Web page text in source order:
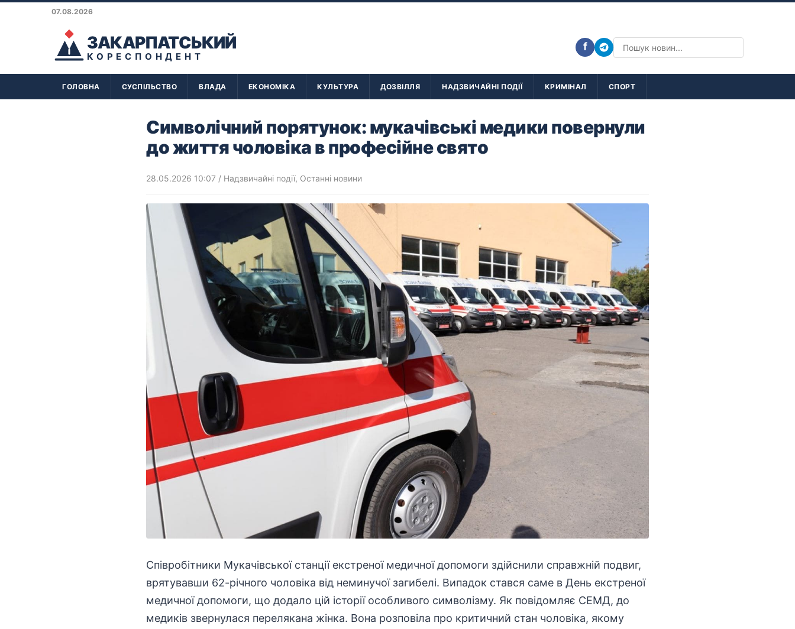
07.08.2026
ЗАКАРПАТСЬКИЙ
КОРЕСПОНДЕНТ
f
ГОЛОВНА СУСПІЛЬСТВО ВЛАДА ЕКОНОМІКА КУЛЬТУРА ДОЗВІЛЛЯ НАДЗВИЧАЙНІ ПОДІЇ КРИМІНАЛ СПОРТ
Символічний порятунок: мукачівські медики повернули
до життя чоловіка в професійне свято
28.05.2026 10:07 / Надзвичайні події, Останні новини
Співробітники Мукачівської станції екстреної медичноїдопомоги здійснили справжній подвиг,
врятувавши 62-річного чоловіка від неминучої загибелі. Випадок стався саме в День екстреної
медичної допомоги, що додало цій історії особливого символізму. Як повідомляє СЕМД, до
медиків звернулася перелякана жінка. Вона розповіла про критичний стан чоловіка, якому